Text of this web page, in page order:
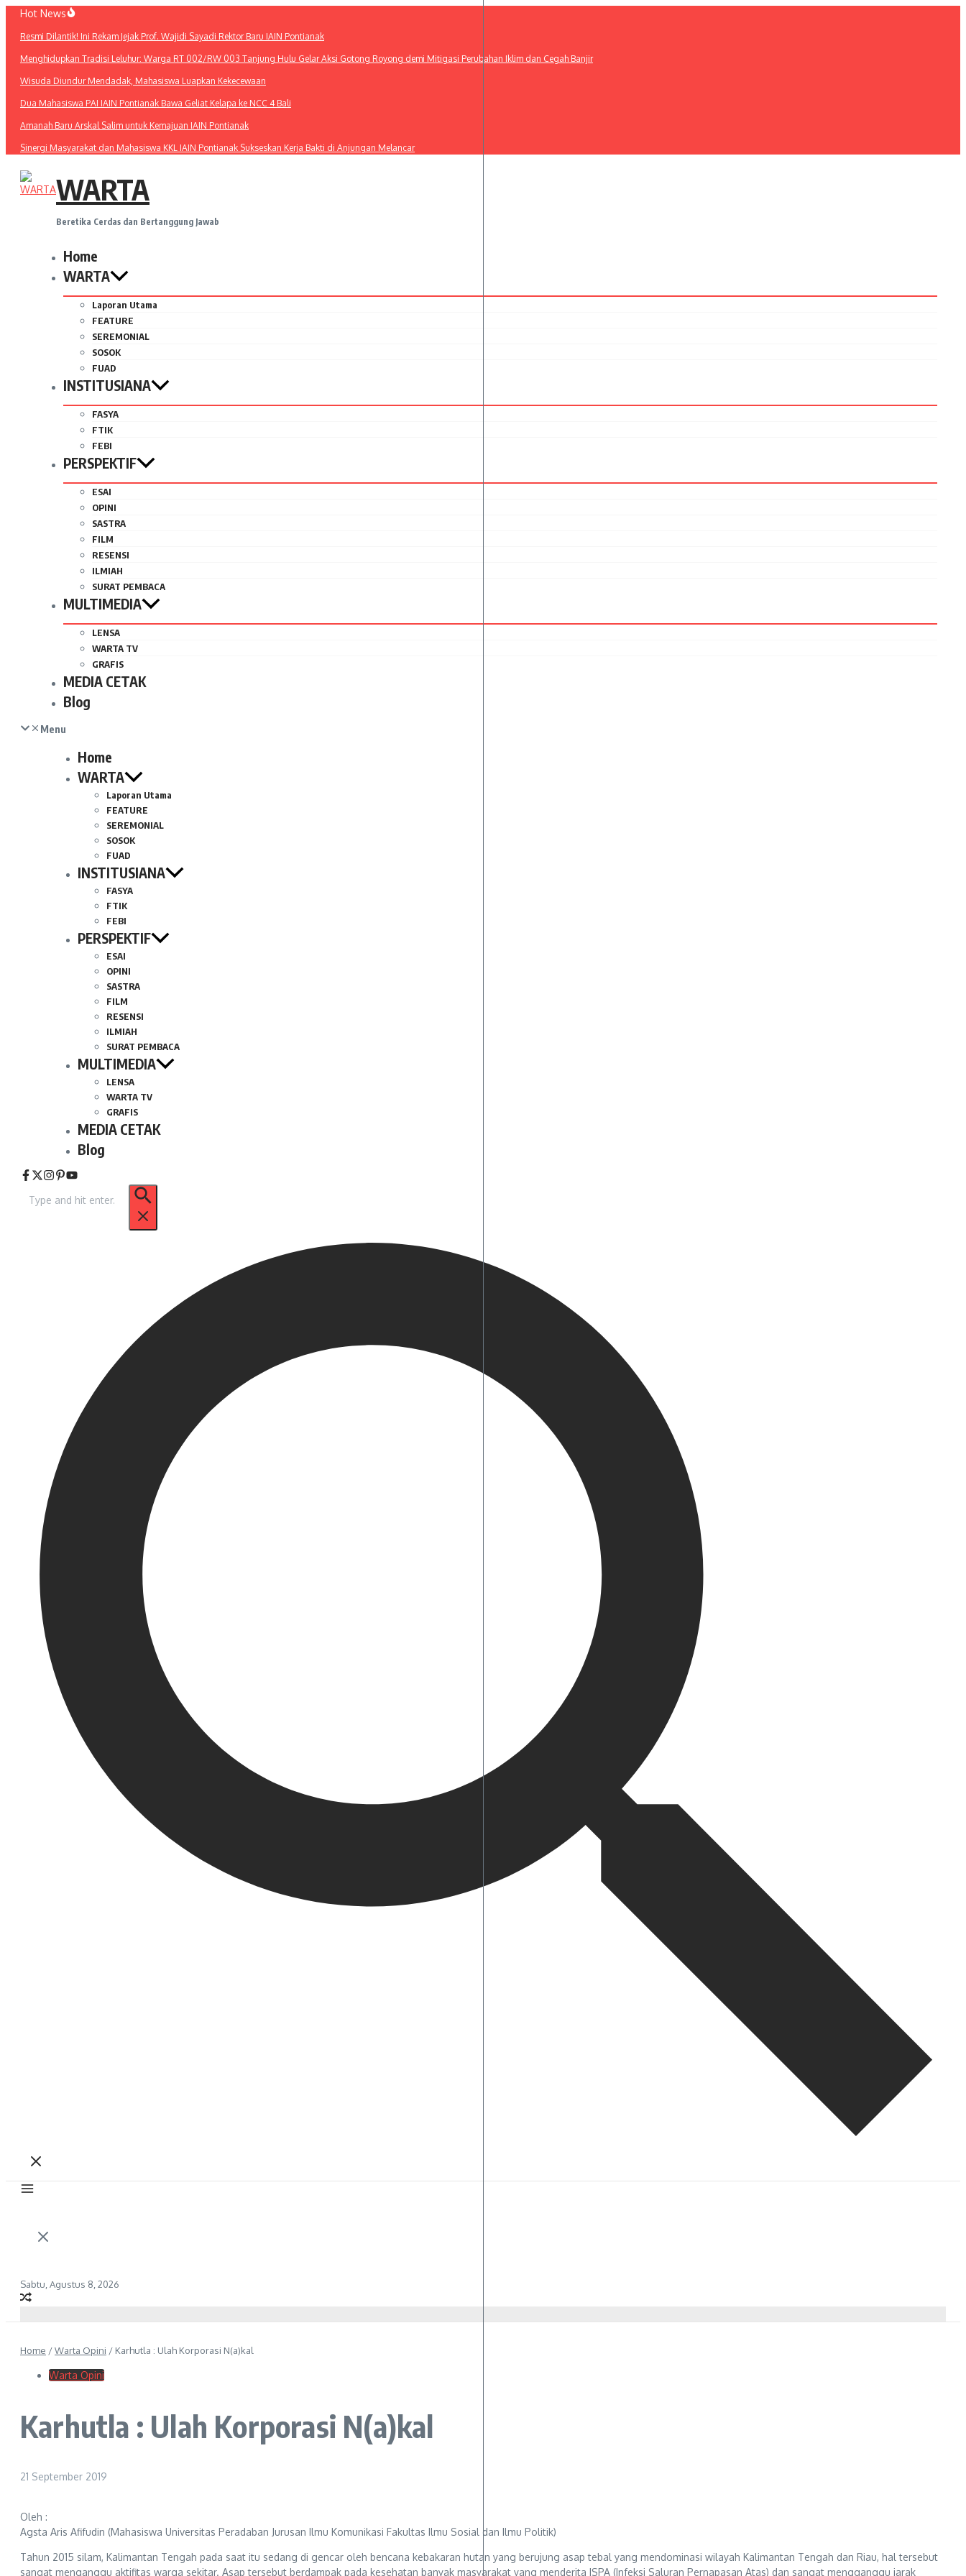
Lewati
konten
Hot News
Resmi Dilantik! Ini Rekam Jejak Prof. Wajidi Sayadi Rektor Baru IAIN Pontianak
Menghidupkan Tradisi Leluhur: Warga RT 002/RW 003 Tanjung Hulu Gelar Aksi Gotong Royong demi Mitigasi Perubahan Iklim dan Cegah Banjir
Wisuda Diundur Mendadak, Mahasiswa Luapkan Kekecewaan
Dua Mahasiswa PAI IAIN Pontianak Bawa Geliat Kelapa ke NCC 4 Bali
Amanah Baru Arskal Salim untuk Kemajuan IAIN Pontianak
Sinergi Masyarakat dan Mahasiswa KKL IAIN Pontianak Sukseskan Kerja Bakti di Anjungan Melancar
WARTA
Beretika Cerdas dan Bertanggung Jawab
Home
WARTA
Laporan Utama
FEATURE
SEREMONIAL
SOSOK
FUAD
INSTITUSIANA
FASYA
FTIK
FEBI
PERSPEKTIF
ESAI
OPINI
SASTRA
FILM
RESENSI
ILMIAH
SURAT PEMBACA
MULTIMEDIA
LENSA
WARTA TV
GRAFIS
MEDIA CETAK
Blog
Menu
Home
WARTA
Laporan Utama
FEATURE
SEREMONIAL
SOSOK
FUAD
INSTITUSIANA
FASYA
FTIK
FEBI
PERSPEKTIF
ESAI
OPINI
SASTRA
FILM
RESENSI
ILMIAH
SURAT PEMBACA
MULTIMEDIA
LENSA
WARTA TV
GRAFIS
MEDIA CETAK
Blog
untuk:
Sabtu, Agustus 8, 2026
Home /Warta Opini / Karhutla : Ulah Korporasi N(a)kal
Warta Opini
Karhutla : Ulah Korporasi N(a)kal
21 September 2019
Oleh :
Agsta Aris Afifudin (Mahasiswa Universitas Peradaban Jurusan Ilmu Komunikasi Fakultas Ilmu Sosial dan Ilmu Politik)
Tahun 2015 silam, Kalimantan Tengah pada saat itu sedang di gencar oleh bencana kebakaran hutan yang berujung asap tebal yang mendominasi wilayah Kalimantan Tengah dan Riau, hal tersebut
sangat menganggu aktifitas warga sekitar. Asap tersebut berdampak pada kesehatan banyak masyarakat yang menderita ISPA (Infeksi Saluran Pernapasan Atas) dan sangat mengganggu jarak